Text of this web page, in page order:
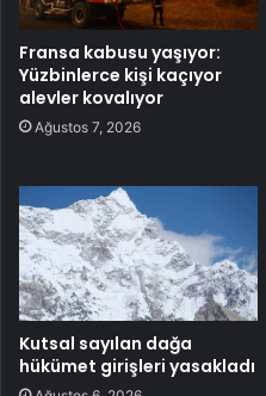
Fransa kabusu yaşıyor:
Yüzbinlerce kişi kaçıyor
alevler kovalıyor
Ağustos 7, 2026
Kutsal sayılan dağa
hükümet girişleri yasakladı